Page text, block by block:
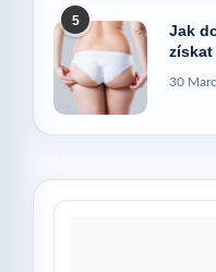
5
Jak
30